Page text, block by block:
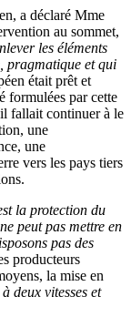
a déclaré Mme
au sommet,
les éléments
pragmatique et qui
était prêt et
formulées par cette
fallait continuer à le
une
une
vers les pays tiers
la protection du
peut pas mettre en
pas des
producteurs
la mise en
deux vitesses et